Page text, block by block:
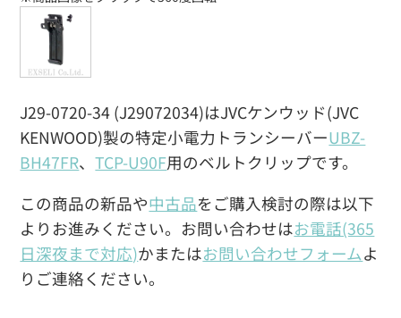
J29-0720-34 (J29072034)はJVCケンウッド(JVC
KENWOOD)製の特定小電力トランシーバーUBZ-
BH47FR、TCP-U90F用のベルトクリップです。
この商品の新品や中古品をご購入検討の際は以下
よりお進みください。お問い合わせはお電話(365
日深夜まで対応)かまたはお問い合わせフォームよ
りご連絡ください。